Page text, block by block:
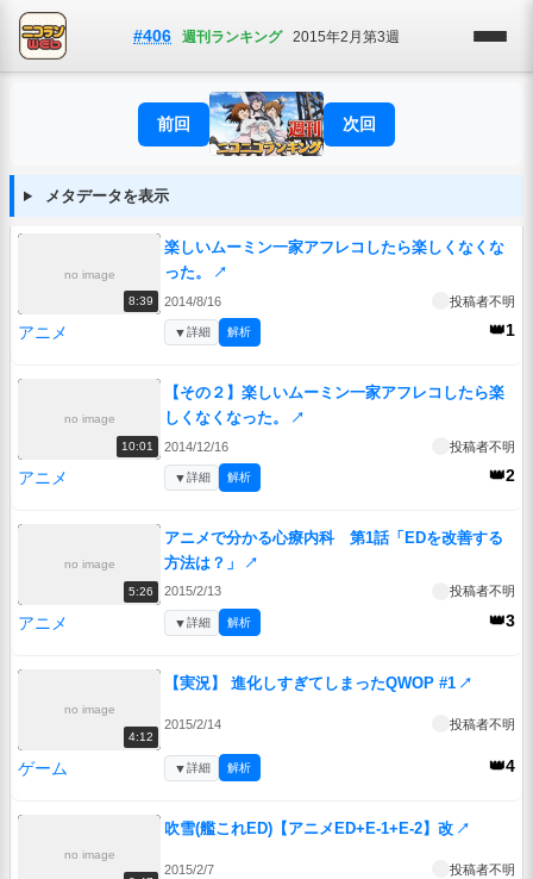
#406 週刊ランキング 2015年2月第3週
前回 次回
メタデータを表示
no image
8:39
楽しいムーミン一家アフレコしたら楽しくなくな
った。
↗
2014/8/16 投稿者不明
アニメ 👑1
▼詳細 解析
no image
10:01
【その２】楽しいムーミン一家アフレコしたら楽
しくなくなった。
↗
2014/12/16 投稿者不明
アニメ 👑2
▼詳細 解析
no image
5:26
アニメで分かる心療内科 第1話「EDを改善する
方法は？」
↗
2015/2/13 投稿者不明
アニメ 👑3
▼詳細 解析
no image
4:12
【実況】 進化しすぎてしまったQWOP #1 ↗
2015/2/14 投稿者不明
ゲーム 👑4
▼詳細 解析
no image
吹雪(艦これED)【アニメED+E-1+E-2】改 ↗
2015/2/7 投稿者不明